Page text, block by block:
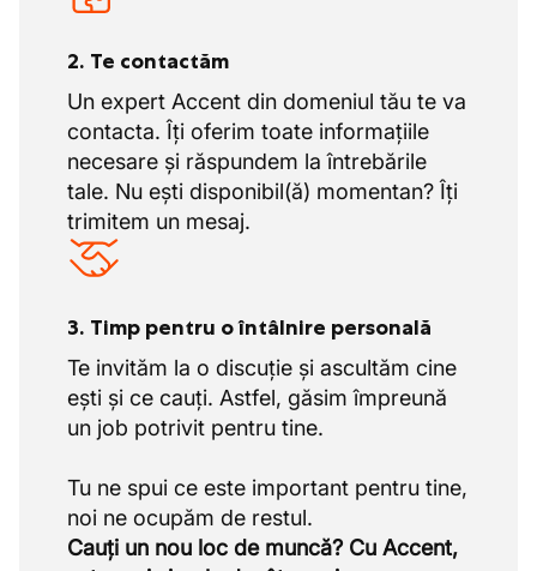
2. Te contactăm
Un expert Accent din domeniul tău te va
contacta. Îți oferim toate informațiile
necesare și răspundem la întrebările
tale. Nu ești disponibil(ă) momentan? Îți
trimitem un mesaj.
3. Timp pentru o întâlnire personală
Te invităm la o discuție și ascultăm cine
ești și ce cauți. Astfel, găsim împreună
un job potrivit pentru tine.
Tu ne spui ce este important pentru tine,
Cauți un nou loc de muncă? Cu Accent,